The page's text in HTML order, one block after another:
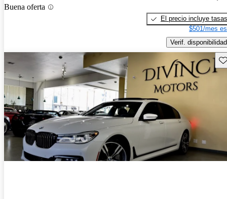
Buena oferta
El precio incluye tasas
$501/mes
Verif. disponibilidad